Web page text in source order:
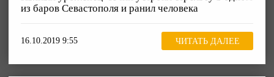
из баров Севастополя и ранил человека
16.10.2019 9:55 ЧИТАТЬ ДАЛЕЕ